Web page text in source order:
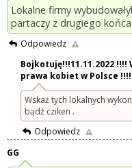
Lokalne firmy
partaczy z drugiego końca
Odpowiedz
Bojkotuję!!!11.11.2022 !!!!
prawa kobiet w Polsce !!!!
Wskaż tych lokalnych
bądź cziken .
Odpowiedz
GG